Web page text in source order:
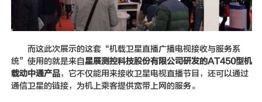
而这此次展示的这套“机载卫星直播广播电视接收与服务系
统”使用的就是来自星展测控科技股份有限公司研发的AT450型机
载动中通产品，它不仅能用来接收卫星电视直播节目，还可以通过
通信卫星的链接，为机上乘客提供宽带上网的服务。